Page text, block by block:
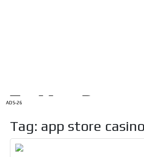
ADS-26
Tag: app store